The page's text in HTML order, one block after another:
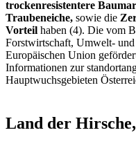
trockenresistentere
Traubeneiche, sowie die
Vorteil haben (4). Die vom
Forstwirtschaft, Umwelt-
Europäischen Union
Informationen zur
Hauptwuchsgebieten
Land der